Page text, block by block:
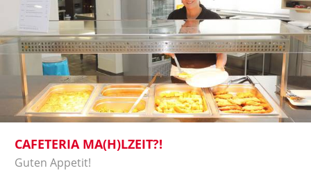
CAFETERIA MA(H)LZEIT?!
Guten Appetit!